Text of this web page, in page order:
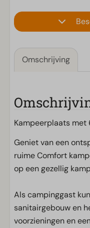
Omschrijving
Kampeerplaats met
Geniet van een
ruime Comfort
op een gezellig
Als campinggast
sanitairgebouw en
voorzieningen en